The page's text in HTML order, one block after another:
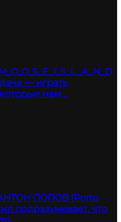
— играть
нам…
ПОПОВ (Porto
подразумевает, что